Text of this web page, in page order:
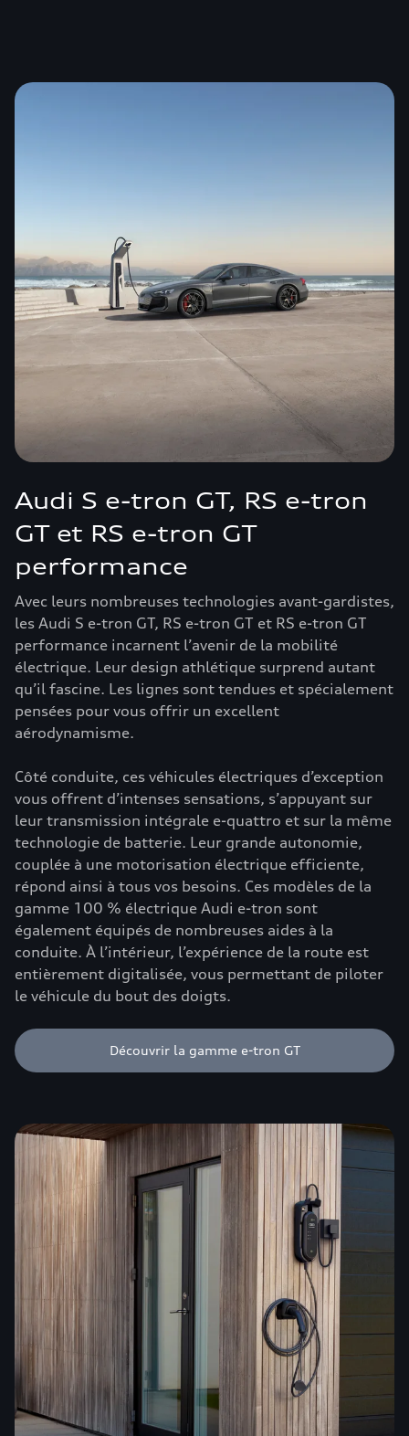
Audi S e-tron GT, RS e-tron
GT et RS e-tron GT
performance
Avec leurs nombreuses technologies avant-gardistes,
les Audi S e-tron GT, RS e-tron GT et RS e-tron GT
performance incarnent l’avenir de la mobilité
électrique. Leur design athlétique surprend autant
qu’il fascine. Les lignes sont tendues et spécialement
pensées pour vous offrir un excellent
aérodynamisme.
Côté conduite, ces véhicules électriques d’exception
vous offrent d’intenses sensations, s’appuyant sur
leur transmission intégrale e-quattro et sur la même
technologie de batterie. Leur grande autonomie,
couplée à une motorisation électrique efficiente,
répond ainsi à tous vos besoins. Ces modèles de la
gamme 100 % électrique Audi e-tron sont
également équipés de nombreuses aides à la
conduite. À l’intérieur, l’expérience de la route est
entièrement digitalisée, vous permettant de piloter
le véhicule du bout des doigts.
Découvrir la gamme e-tron GT